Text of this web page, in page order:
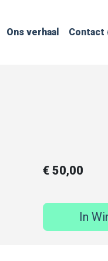
Ons verhaal Contact
€ 50,00
In